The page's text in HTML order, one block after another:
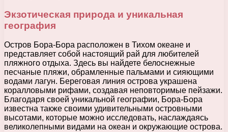
Экзотическая природа и уникальная
география
Остров Бора-Бора расположен в Тихом океане и
представляет собой настоящий рай для любителей
пляжного отдыха. Здесь вы найдете белоснежные
песчаные пляжи, обрамленные пальмами и сияющими
водами лагун. Береговая линия острова украшена
коралловыми рифами, создавая неповторимые пейзажи.
Благодаря своей уникальной географии, Бора-Бора
известна также своими удивительными островными
высотами, которые можно исследовать, наслаждаясь
великолепными видами на океан и окружающие острова.